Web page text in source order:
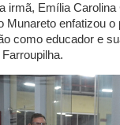
irmã, Emília
Munareto enfatizou
como educador e